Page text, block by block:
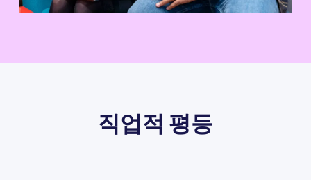
직업적 평등